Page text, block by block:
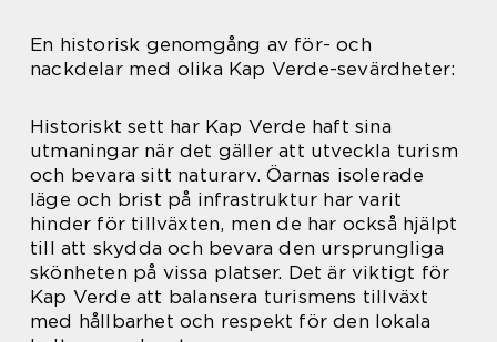
En historisk genomgång av för- och
nackdelar med olika Kap Verde-sevärdheter:
Historiskt sett har Kap Verde haft sina
utmaningar när det gäller att utveckla turism
och bevara sitt naturarv. Öarnas isolerade
läge och brist på infrastruktur har varit
hinder för tillväxten, men de har också hjälpt
till att skydda och bevara den ursprungliga
skönheten på vissa platser. Det är viktigt för
Kap Verde att balansera turismens tillväxt
med hållbarhet och respekt för den lokala